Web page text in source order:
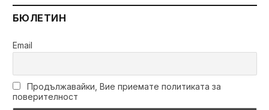
БЮЛЕТИН
Email
Продължавайки, Вие приемате политиката за
поверителност